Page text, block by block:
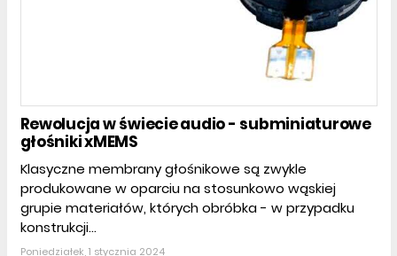
Rewolucja w świecie audio - subminiaturowe
głośniki xMEMS
Klasyczne membrany głośnikowe są zwykle
produkowane w oparciu na stosunkowo wąskiej
grupie materiałów, których obróbka - w przypadku
konstrukcji...
Poniedziałek, 1 stycznia 2024